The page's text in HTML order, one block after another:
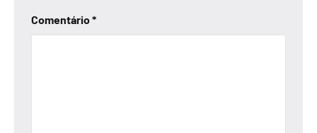
Comentário*